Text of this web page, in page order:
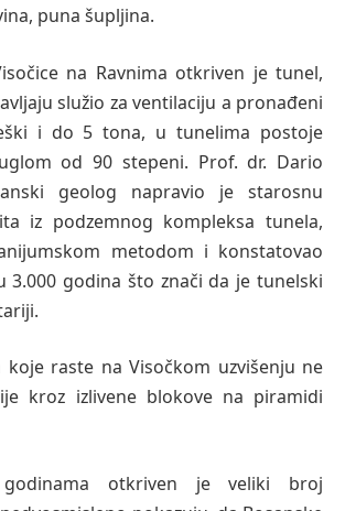
puna šupljina.
na Ravnima otkriven je tunel,
služio za ventilaciju a pronađeni
i do 5 tona, u tunelima postoje
od 90 stepeni. Prof. dr. Dario
geolog napravio je starosnu
iz podzemnog kompleksa tunela,
metodom i konstatovao
3.000 godina što znači da je tunelski
koje raste na Visočkom uzvišenju ne
kroz izlivene blokove na piramidi
otkriven je veliki broj